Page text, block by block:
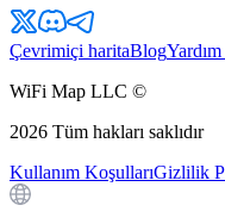
Çevrimiçi haritaBlog
WiFi Map LLC ©
2026 Tüm hakları saklıdır
Kullanım KoşullarıGizlilik